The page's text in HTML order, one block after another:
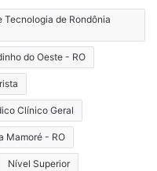
Tecnologia de Rondônia
do Oeste - RO
Clínico Geral
Mamoré - RO
Nível Superior